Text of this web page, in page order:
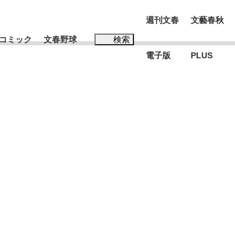
代表“敗戦”の真実 選手が明かす...
ミック 文春野球 検索
週刊文春
電子版
文藝春秋
PLUS